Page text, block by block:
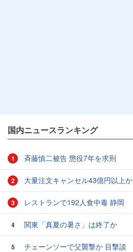
国内ニュースランキング
1 斉藤慎二被告 懲役7年を求刑
2 大量注文キャンセル43億円以上か
3 レストランで192人食中毒 静岡
4 関東「真夏の暑さ」は終了か
5
チェーンソーで父襲撃か 目撃談